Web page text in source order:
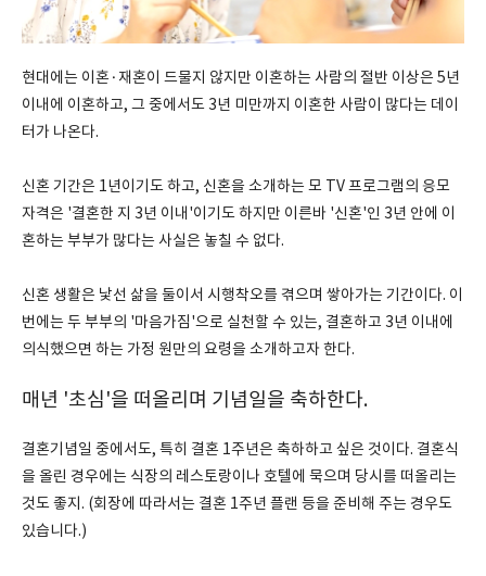
현대에는 이혼·재혼이 드물지 않지만 이혼하는 사람의 절반 이상은 5년
이내에 이혼하고, 그 중에서도 3년 미만까지 이혼한 사람이 많다는 데이
터가 나온다.
신혼 기간은 1년이기도 하고, 신혼을 소개하는 모 TV 프로그램의 응모
자격은 '결혼한 지 3년 이내'이기도 하지만 이른바 '신혼'인 3년 안에 이
혼하는 부부가 많다는 사실은 놓칠 수 없다.
신혼 생활은 낯선 삶을 둘이서 시행착오를 겪으며 쌓아가는 기간이다. 이
번에는 두 부부의 '마음가짐'으로 실천할 수 있는, 결혼하고 3년 이내에
의식했으면 하는 가정 원만의 요령을 소개하고자 한다.
매년 '초심'을 떠올리며 기념일을 축하한다.
결혼기념일 중에서도, 특히 결혼 1주년은 축하하고 싶은 것이다. 결혼식
을 올린 경우에는 식장의 레스토랑이나 호텔에 묵으며 당시를 떠올리는
것도 좋지. (회장에 따라서는 결혼 1주년 플랜 등을 준비해 주는 경우도
있습니다.)